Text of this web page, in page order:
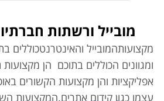
מובייל ורשתות
מקצועותהמובייל והאינטרנטכוללים
ומגוונים הכוללים בתוכם הן מקצועות
אפליקציות והן מקצועות הקשורים
עצמו כגון קידום אתרים.המקצועות